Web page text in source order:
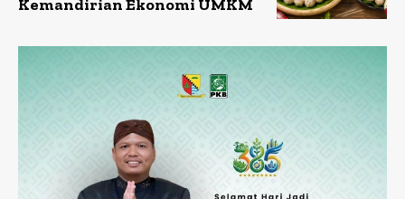
Kemandirian Ekonomi UMKM